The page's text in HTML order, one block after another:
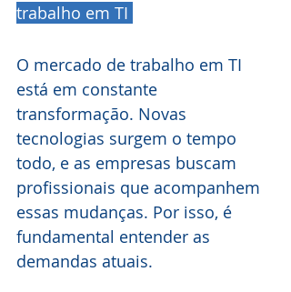
trabalho em TI
O mercado de trabalho em TI
está em constante
transformação. Novas
tecnologias surgem o tempo
todo, e as empresas buscam
profissionais que acompanhem
essas mudanças. Por isso, é
fundamental entender as
demandas atuais.